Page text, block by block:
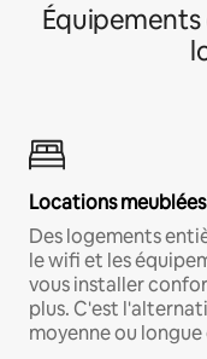
Équipements
Locations meublées
Des logements
le wifi et les
vous installer
plus. C'est
moyenne ou longue